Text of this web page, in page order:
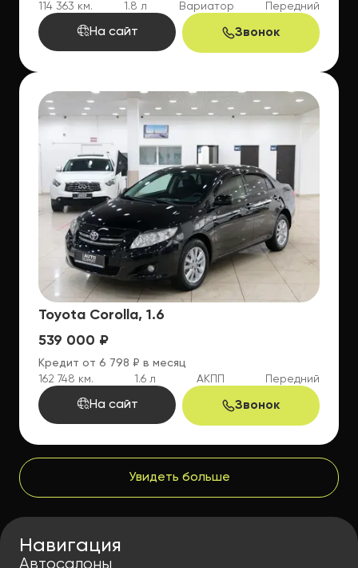
114 363 км.
1.8 л Вариатор Передний
На сайт Звонок
Toyota Corolla, 1.6
539 000 ₽
Кредит от 6 798 ₽ в месяц
162 748 км.
1.6 л АКПП Передний
На сайт Звонок
Увидеть больше
Навигация
Автосалоны